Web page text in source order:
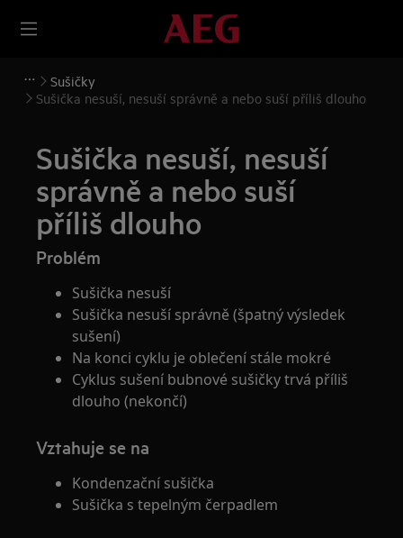
Sušičky
Sušička nesuší, nesuší správně a nebo suší příliš dlouho
Sušička nesuší, nesuší
správně a nebo suší
příliš dlouho
Problém
Sušička nesuší
Sušička nesuší správně (špatný výsledek
sušení)
Na konci cyklu je oblečení stále mokré
Cyklus sušení bubnové sušičky trvá příliš
dlouho (nekončí)
Vztahuje se na
Kondenzační sušička
Sušička s tepelným čerpadlem